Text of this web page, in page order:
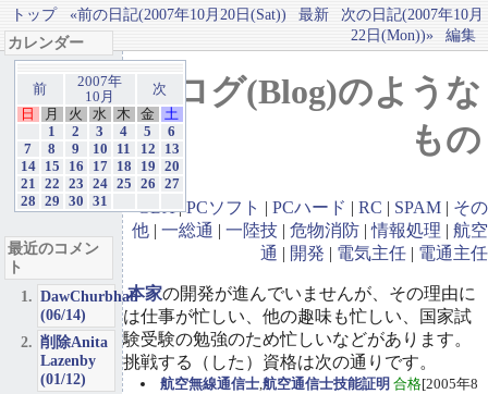
トップ «前の日記(2007年10月20日(Sat)) 最新
次の日記(2007年10月
22日(Mon))»
編集
ブログ(Blog)のような
もの
GBA|PCソフト | PCハード | RC | SPAM | その
他 | 一総通 | 一陸技 | 危物消防 |情報処理 | 航空
通 | 開発 | 電気主任 | 電通主任
本家の開発が進んでいませんが、その理由に
は仕事が忙しい、他の趣味も忙しい、国家試
験受験の勉強のため忙しいなどがあります。
挑戦する（した）資格は次の通りです。
航空無線通信士,航空通信士技能証明 合格[2005年8
カレンダー
前
2007年
10月
次
日
月 火 水 木 金
土
1
2 3 4 5
6
7
8 9 10 11 12
13
14
15 16 17 18 19
20
21
22 23 24 25 26
27
28
29 30 31
最近のコメン
ト
DawChurbhab
(06/14)
削除Anita
Lazenby
(01/12)